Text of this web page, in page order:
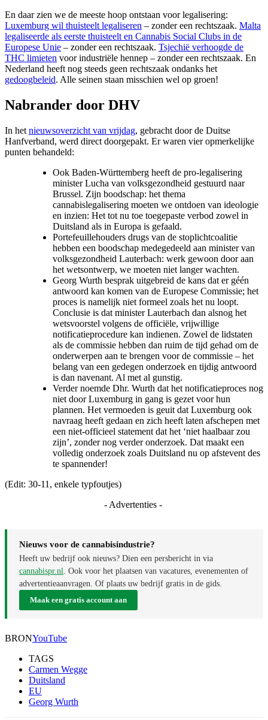
En daar zien we de meeste hoop ontstaan voor legalisering:
Luxemburg wil thuisteelt legaliseren – zonder een rechtszaak. Malta
legaliseerde als eerste thuisteelt en Cannabis Social Clubs in de
Europese Unie – zonder een rechtszaak. Tsjechië verhoogde de
THC limieten voor industriële hennep – zonder een rechtszaak. En
Nederland heeft nog steeds geen rechtszaak ondanks het
gedoogbeleid. Alle seinen staan misschien wel op groen!
Nabrander door DHV
In het nieuwsoverzicht van vrijdag, gebracht door de Duitse
Hanfverband, werd direct doorgepakt. Er waren vier opmerkelijke
punten behandeld:
Ook Baden-Württemberg heeft de pro-legalisering
minister Lucha van volksgezondheid gestuurd naar
Brussel. Zijn boodschap: het thema
cannabislegalisering moeten we ontdoen van ideologie
en inzien: Het tot nu toe toegepaste verbod zowel in
Duitsland als in Europa is gefaald.
Portefeuillehouders drugs van de stoplichtcoalitie
hebben een boodschap medegedeeld aan minister van
volksgezondheid Lauterbach: werk gewoon door aan
het wetsontwerp, we moeten niet langer wachten.
Georg Wurth besprak uitgebreid de kans dat er géén
antwoord kan komen van de Europese Commissie; het
proces is namelijk niet formeel zoals het nu loopt.
Conclusie is dat minister Lauterbach dan alsnog het
wetsvoorstel volgens de officiële, vrijwillige
notificatieprocedure kan indienen. Zowel de lidstaten
als de commissie hebben dan ruim de tijd gehad om de
onderwerpen aan te brengen voor de commissie – het
belang van een gedegen onderzoek en tijdig antwoord
is dan navenant. Al met al gunstig.
Verder noemde Dhr. Wurth dat het notificatieproces nog
niet door Luxemburg in gang is gezet voor hun
plannen. Het vermoeden is geuit dat Luxemburg ook
navraag heeft gedaan en zich heeft laten afschepen met
een niet-officieel statement dat het ‘niet haalbaar zou
zijn’, zonder nog verder onderzoek. Dat maakt een
volledig onderzoek zoals Duitsland nu op afstevent des
te spannender!
(Edit: 30-11, enkele typfoutjes)
- Advertenties -
Nieuws voor de cannabisindustrie?
Heeft uw bedrijf ook nieuws? Dien een persbericht in via
cannabispr.nl . Ook voor het plaatsen van vacatures, evenementen of
advertentieaanvragen. Of plaats uw bedrijf gratis in de gids.
Maak een gratis account aan
BRONYouTube
TAGS
Carmen Wegge
Duitsland
EU
Georg Wurth